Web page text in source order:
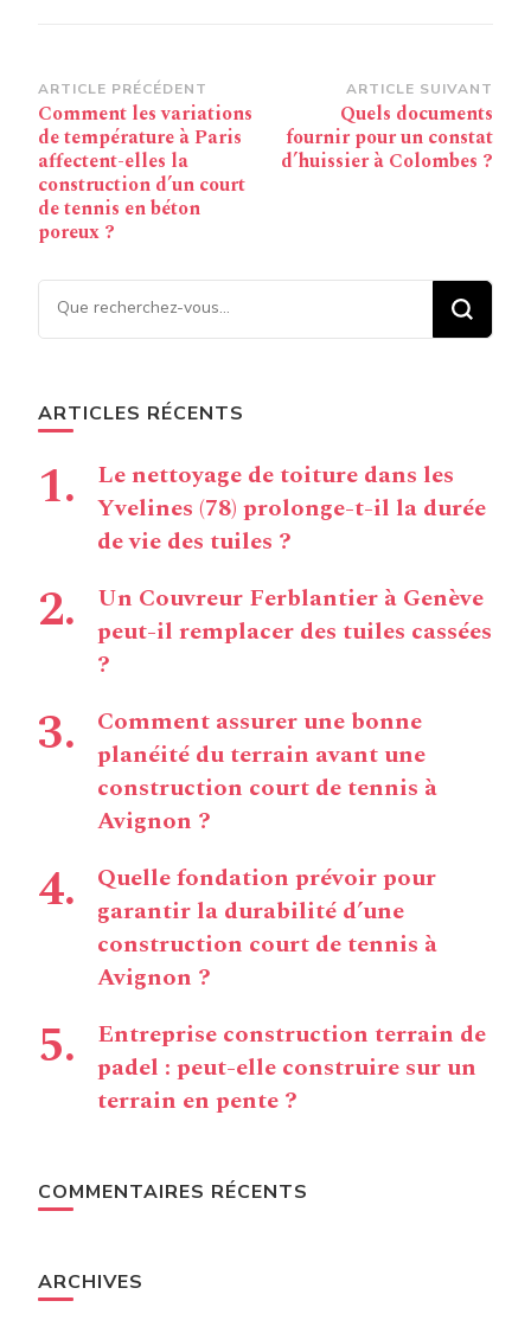
Navigation
d’article
ARTICLE PRÉCÉDENT
Comment les variations
de température à Paris
affectent-elles la
construction d’un court
de tennis en béton
poreux ?
ARTICLE SUIVANT
Quels documents
fournir pour un constat
d’huissier à Colombes ?
Vous recherchiez quelque
chose ?
ARTICLES RÉCENTS
Le nettoyage de toiture dans les
Yvelines (78) prolonge-t-il la durée
de vie des tuiles ?
Un Couvreur Ferblantier à Genève
peut-il remplacer des tuiles cassées
?
Comment assurer une bonne
planéité du terrain avant une
construction court de tennis à
Avignon ?
Quelle fondation prévoir pour
garantir la durabilité d’une
construction court de tennis à
Avignon ?
Entreprise construction terrain de
padel : peut-elle construire sur un
terrain en pente ?
COMMENTAIRES RÉCENTS
ARCHIVES